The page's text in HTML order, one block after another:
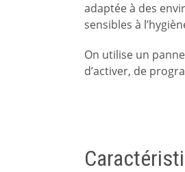
adaptée à des
sensibles à
On utilise un
d’activer, de